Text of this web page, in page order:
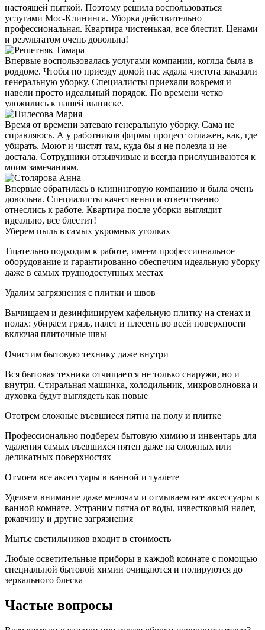
настоящей пыткой. Поэтому решила воспользоваться
услугами Мос-Клининга. Уборка действительно
профессиональная. Квартира чистенькая, все блестит. Ценами
и результатом очень довольна!
Впервые воспользовалась услугами компании, коглда была в
роддоме. Чтобы по приезду домой нас ждала чистота заказали
генеральную уборку. Специалисты приехали вовремя и
навели просто идеальный порядок. По времени четко
уложились к нашей выписке.
Время от времени затеваю генеральную уборку. Сама не
справляюсь. А у работников фирмы процесс отлажен, как, где
убирать. Моют и чистят там, куда бы я не полезла и не
достала. Сотрудники отзывчивые и всегда прислушиваются к
моим замечаниям.
Впервые обратилась в клининговую компанию и была очень
довольна. Специалисты качественно и ответственно
отнеслись к работе. Квартира после уборки выглядит
идеально, все блестит!
Уберем пыль в самых укромных уголках
Тщательно подходим к работе, имеем профессиональное
оборудование и гарантированно обеспечим идеальную уборку
даже в самых труднодоступных местах
Удалим загрязнения с плитки и швов
Вычищаем и дезинфицируем кафельную плитку на стенах и
полах: убираем грязь, налет и плесень во всей поверхности
включая плиточные швы
Очистим бытовую технику даже внутри
Вся бытовая техника отчищается не только снаружи, но и
внутри. Стиральная машинка, холодильник, микроволновка и
духовка будут выглядеть как новые
Ототрем сложные въевшиеся пятна на полу и плитке
Профессионально подберем бытовую химию и инвентарь для
удаления самых въевшихся пятен даже на сложных или
деликатных поверхностях
Отмоем все аксессуары в ванной и туалете
Уделяем внимание даже мелочам и отмываем все аксессуары в
ванной комнате. Устраним пятна от воды, известковый налет,
ржавчину и другие загрязнения
Мытье светильников входит в стоимость
Любые осветительные приборы в каждой комнате с помощью
специальной бытовой химии очищаются и полируются до
зеркального блеска
Частые вопросы